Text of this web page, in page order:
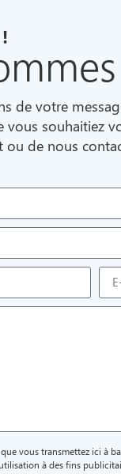
de votre
vous souhaitiez
de nous
vous transmettez ici à
à des fins